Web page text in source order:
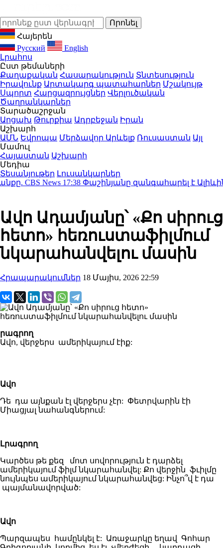
Հայերեն
Русский
English
Լրահոս
Ըստ թեմաների
Քաղաքական Հասարակություն Տնտեսություն
Իրավունք Արտակարգ պատահարներ Մշակույթ
Սպորտ Հարցազրույցներ Վերլուծական
Ծաղրանկարներ
Տարածաշրջան
Արցախ Թուրքիա Ադրբեջան Իրան
Աշխարհ
ԱՄՆ Եվրոպա Մերձավոր Արևելք Ռուսաստան Այլ
Մամուլ
Հայաստան Աշխարհ
Մեդիա
Տեսանյութեր Լուսանկարներ
News17:38Փաշինյանը զանգահարել է Ալիևին.
Ավո Ադամյանը՝ «Քո սիրուց
հետո» հեռուստաֆիլմում
նկարահանվելու մասին
Հրապարակումներ 18 Մայիս, 2026 22:59
րագրող
Ավո, վերջերս ամերիկայում էիք:
Ավո
Դե դա այնքան էլ վերջերս չէր: Փետրվարին էի
Միացյալ նահանգներում:
Լրագրող
Կարծես թե քեզ մոտ սովորություն է դարձել
ամերիկայում ֆիլմ նկարահանվել: Քո վերջին ֆւիլմը
նույնպես ամերիկայում նկարահանվեց: Ինչո՞վ է դա
պայմանավորված:
Ավո
Պարզապես համընկել է: Առաջարկը եղավ Գոհար